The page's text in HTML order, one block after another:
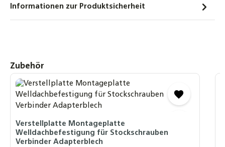
87,90 €
Trägerprofilset für Eurotherm-Solar PRO
Vakuumröhrenkollektor
52,90 €
+ Flanschmutter für Dachhaken Edelstahl
EPDM
Informationen zur Produktsicherheit
Produktgalerie überspringen
Zubehör
Verstellplatte Montageplatte
Welldachbefestigung für Stockschrauben
Verbinder Adapterblech